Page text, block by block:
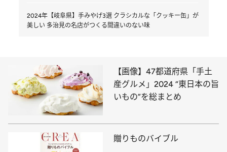
2024年【岐阜県】手みやげ3選 クラシカルな「クッキー缶」が
美しい 多治見の名店がつくる間違いのない味
【画像】47都道府県「手土
産グルメ」2024 “東日本の旨
いもの”を総まとめ
贈りものバイブル